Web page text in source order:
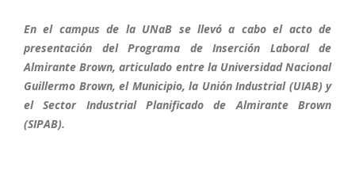
En el campus de la UNaB se llevó a cabo el acto de
presentación del Programa de Inserción Laboral de
Almirante Brown, articulado entre la Universidad Nacional
Guillermo Brown, el Municipio, la Unión Industrial (UIAB) y
el Sector Industrial Planificado de Almirante Brown
(SIPAB).